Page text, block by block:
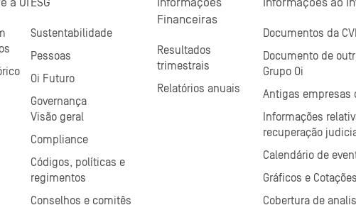
Sustentabilidade
Pessoas
Oi Futuro
Governança
Visão geral
Compliance
Códigos, políticas e
regimentos
Conselhos e comitês
Financeiras
Resultados
trimestrais
Relatórios anuais
Documentos da
Documento de
Grupo Oi
Antigas empresas
Informações
recuperação
Calendário de
Gráficos e Cotações
Cobertura de